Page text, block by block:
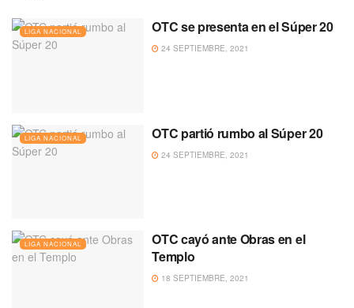
LIGA NACIONAL OTC se presenta en el Súper 20
24 SEPTIEMBRE, 2021
LIGA NACIONAL OTC partió rumbo al Súper 20
24 SEPTIEMBRE, 2021
LIGA NACIONAL
OTC cayó ante Obras en el
Templo
18 SEPTIEMBRE, 2021